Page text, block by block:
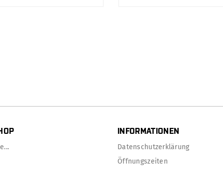
INFORMATIONEN
Datenschutzerklärung
Öffnungszeiten